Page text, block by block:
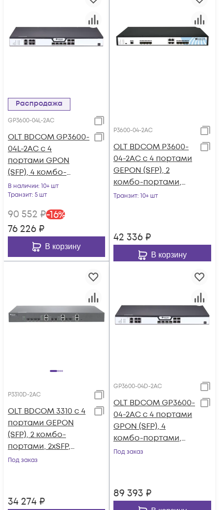
Распродажа
GP3600-04L-2AC
OLT BDCOM GP3600-
04L-2AC с 4
портами GPON
(SFP), 4 комбо-
портами, 4хSFP, 4
SFP+, 2 БП АC
В наличии: 10+ шт
Транзит: 5 шт
90 552 ₽-16%
76 226 ₽
В корзину
P3600-04-2AC
OLT BDCOM P3600-
04-2AC с 4 портами
GEPON (SFP), 2
комбо-портами,
2хSFP, 2хSFP+, 2хRJ-
Транзит: 10+ шт
42 336 ₽
В корзину
P3310D-2AC
OLT BDCOM 3310 с 4
портами GEPON
(SFP), 2 комбо-
портами, 2хSFP,
2хRJ-45, 2 БП АC, FEC
Под заказ
34 274 ₽
GP3600-04D-2AC
OLT BDCOM GP3600-
04-2AC с 4 портами
GPON (SFP), 4
комбо-портами,
4хSFP, 4 SFP+, 2 БП АC
Под заказ
89 393 ₽